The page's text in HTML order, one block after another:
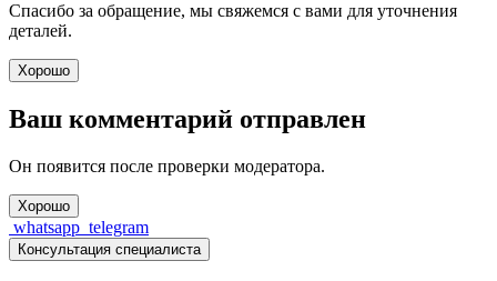
Спасибо за обращение, мы свяжемся с вами для уточнения
деталей.
Хорошо
Ваш комментарий отправлен
Он появится после проверки модератора.
Хорошо
whatsapp telegram
Консультация специалиста